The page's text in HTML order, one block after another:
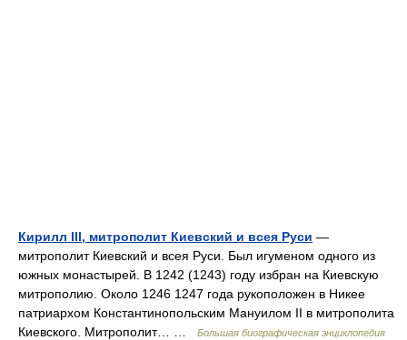
Кирилл III, митрополит Киевский и всея Руси —
митрополит Киевский и всея Руси. Был игуменом одного из
южных монастырей. В 1242 (1243) году избран на Киевскую
митрополию. Около 1246 1247 года рукоположен в Никее
патриархом Константинопольским Мануилом II в митрополита
Киевского. Митрополит… …
Большая биографическая энциклопедия